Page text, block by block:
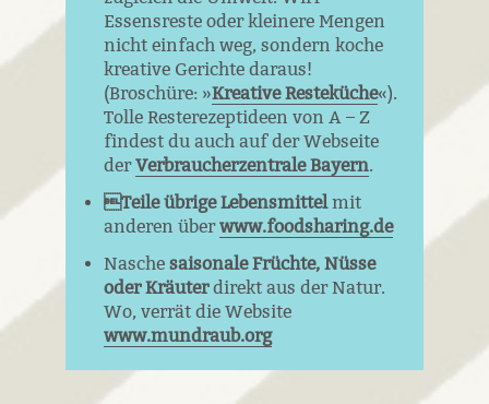
Essensreste oder kleinere Mengen
nicht einfach weg, sondern koche
kreative Gerichte daraus!
(Broschüre: »Kreative Resteküche«).
Tolle Resterezeptideen von A – Z
findest du auch auf der Webseite
derVerbraucherzentrale Bayern.
Teile übrige Lebensmittelmit
anderen überwww.foodsharing.de
Nasche saisonale Früchte, Nüsse
oder Kräuterdirekt aus der Natur.
Wo, verrät die Website
www.mundraub.org